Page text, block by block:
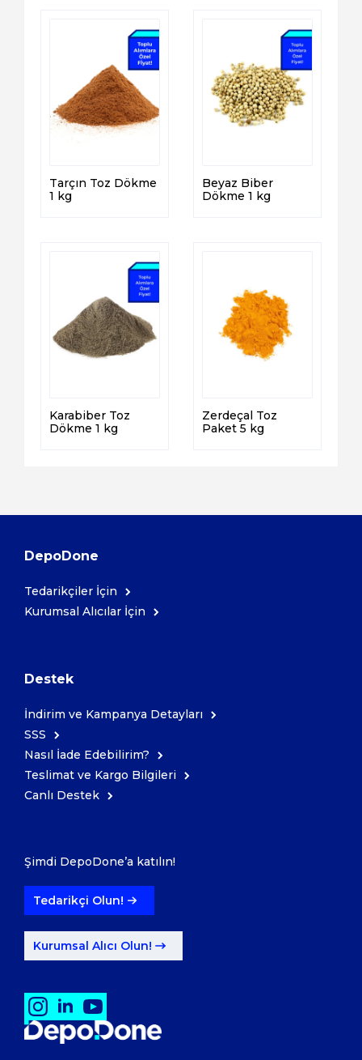
Tarçın Toz Dökme
1 kg
Beyaz Biber
Dökme 1 kg
Karabiber Toz
Dökme 1 kg
Zerdeçal Toz
Paket 5 kg
DepoDone
Tedarikçiler İçin
Kurumsal Alıcılar İçin
Destek
İndirim ve Kampanya Detayları
SSS
Nasıl İade Edebilirim?
Teslimat ve Kargo Bilgileri
Canlı Destek
Şimdi DepoDone’a katılın!
Tedarikçi Olun!
Kurumsal Alıcı Olun!